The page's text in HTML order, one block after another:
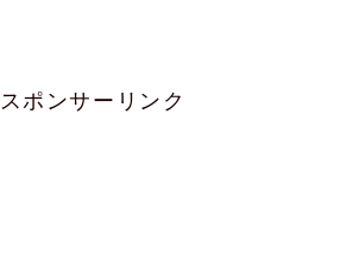
スポンサーリンク